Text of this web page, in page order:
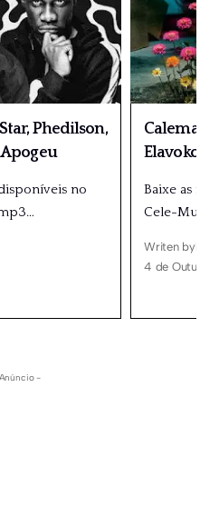
Phedilson,
Apogeu
no
…
Calema
Elavoko
Baixe as
Cele-
Writen by
4 de
-